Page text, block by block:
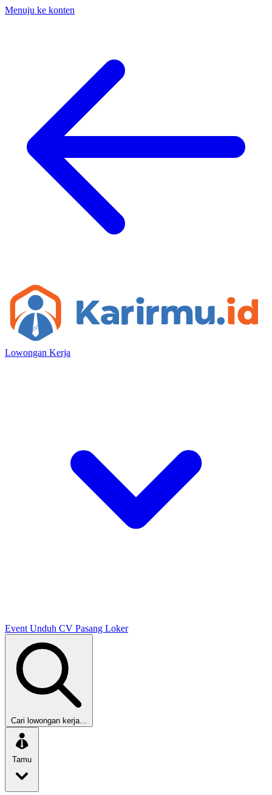
Menuju ke konten
Lowongan Kerja
Event Unduh CV Pasang Loker
Cari lowongan kerja...
Tamu